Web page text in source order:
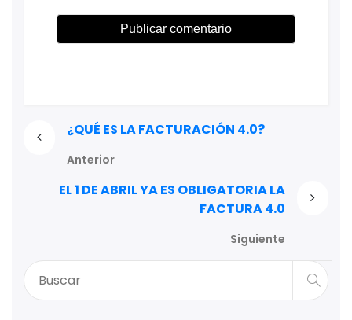
¿QUÉ ES LA FACTURACIÓN 4.0?
Anterior
EL 1 DE ABRIL YA ES OBLIGATORIA LA
FACTURA 4.0
Siguiente